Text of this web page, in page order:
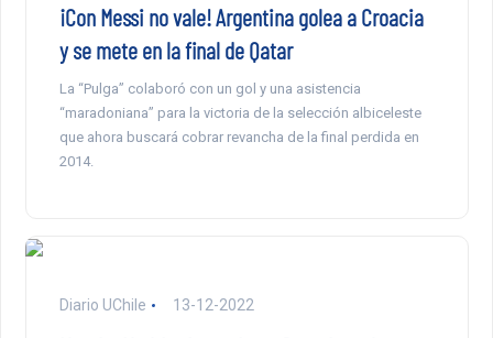
¡Con Messi no vale! Argentina golea a Croacia
y se mete en la final de Qatar
La “Pulga” colaboró con un gol y una asistencia
“maradoniana” para la victoria de la selección albiceleste
que ahora buscará cobrar revancha de la final perdida en
2014.
Diario UChile 13-12-2022